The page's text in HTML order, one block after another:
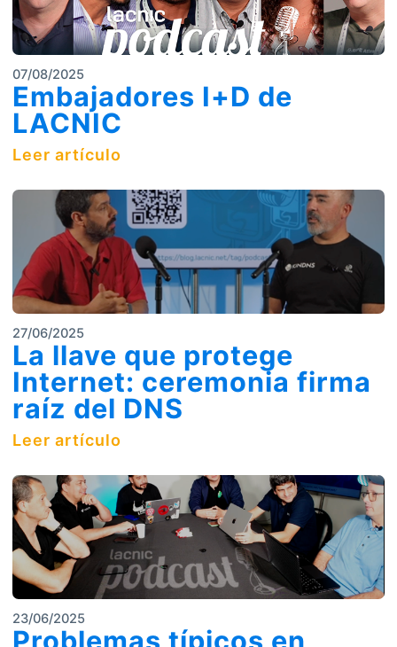
07/08/2025
Embajadores I+D de
LACNIC
Leer artículo
27/06/2025
La llave que protege
Internet: ceremonia firma
raíz del DNS
Leer artículo
23/06/2025
Problemas típicos en